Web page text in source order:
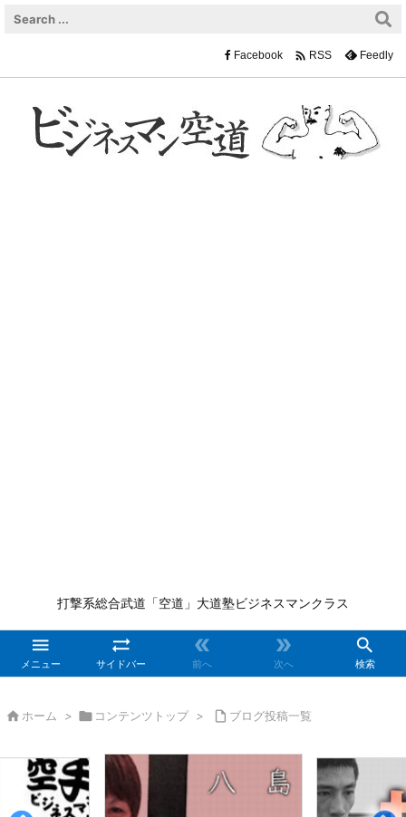
打撃系総合武道「空道」大道塾ビジネスマンクラス

メニュー

サイドバー

前へ

次へ

検索
Facebook  RSS Feedly
 ホーム >  コンテンツトップ >  ブログ投稿一覧